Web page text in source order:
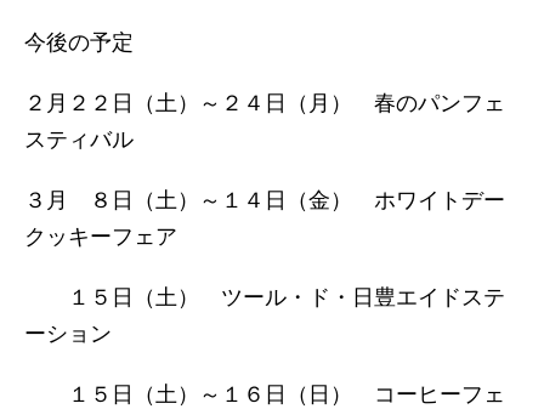
今後の予定
２月２２日（土）～２４日（月） 春のパンフェ
スティバル
３月 ８日（土）～１４日（金） ホワイトデー
クッキーフェア
１５日（土） ツール・ド・日豊エイドステ
ーション
１５日（土）～１６日（日） コーヒーフェ